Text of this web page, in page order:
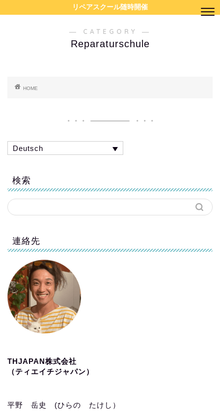
リペアスクール随時開催
― CATEGORY ―
Reparaturschule
HOME
Deutsch
検索
連絡先
THJAPAN株式会社
（ティエイチジャパン）
平野 岳史 (ひらの たけし）